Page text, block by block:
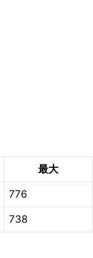
最大
776
738